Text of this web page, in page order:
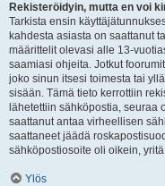
Rekisteröidyin, mutta en voi
Tarkista ensin
kahdesta asiasta on saattanut
määrittelit olevasi alle 13-
saamiasi ohjeita. Jotkut
joko sinun itsesi toimesta tai
sisään. Tämä tieto kerrottiin
lähetettiin sähköpostia, seuraa
saattanut antaa virheellisen
saattaneet jäädä
sähköpostiosoite oli oikein,
Ylös